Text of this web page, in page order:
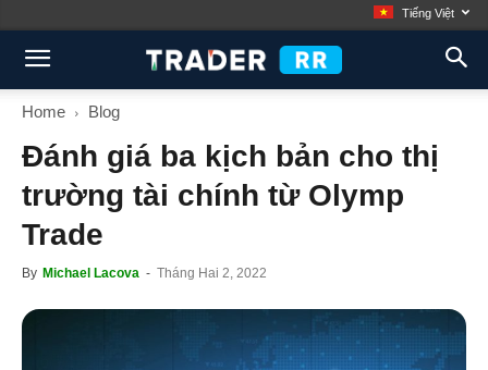
Tiếng Việt
Home Blog
Đánh giá ba kịch bản cho thị
trường tài chính từ Olymp
Trade
By Michael Lacova - Tháng Hai 2, 2022